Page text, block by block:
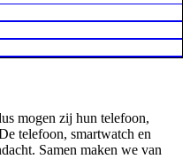
mogen zij hun telefoon,
telefoon, smartwatch en
Samen maken we van